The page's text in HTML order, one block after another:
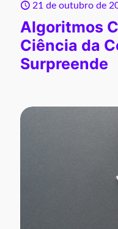
21 de outubro de
Algoritmos
Ciência da
Surpreende